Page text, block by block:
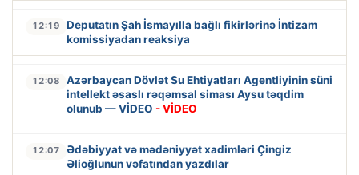
12:19
Deputatın Şah İsmayılla bağlı fikirlərinə İntizam
komissiyadan reaksiya
12:08
Azərbaycan Dövlət Su Ehtiyatları Agentliyinin süni
intellekt əsaslı rəqəmsal siması Aysu təqdim
olunub — VİDEO - VİDEO
12:07
Ədəbiyyat və mədəniyyət xadimləri Çingiz
Əlioğlunun vəfatından yazdılar